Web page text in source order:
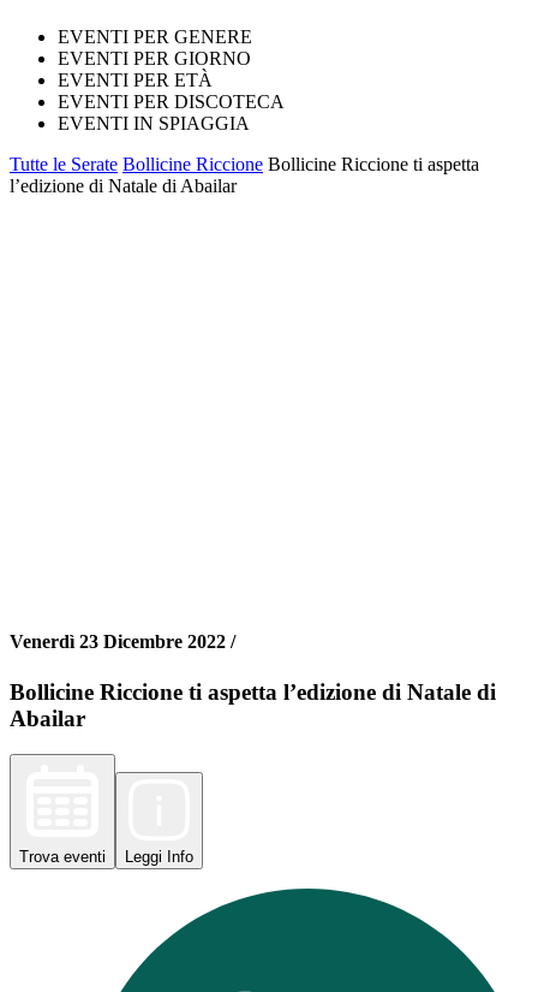
EVENTI PER GENERE
EVENTI PER GIORNO
EVENTI PER ETÀ
EVENTI PER DISCOTECA
EVENTI IN SPIAGGIA
Tutte le Serate Bollicine Riccione Bollicine Riccione ti aspetta
l’edizione di Natale di Abailar
Venerdì 23 Dicembre 2022 /
Bollicine Riccione ti aspetta l’edizione di Natale di
Abailar
Trova eventi Leggi Info